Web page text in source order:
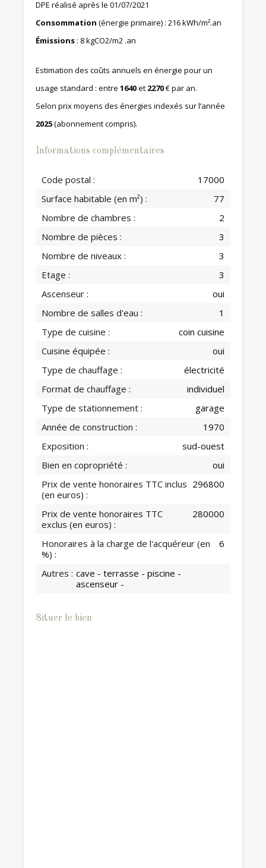
DPE réalisé après le 01/07/2021
Consommation (énergie primaire) : 216 kWh/m².an
Émissions : 8 kgCO2/m2 .an
Estimation des coûts annuels en énergie pour un
usage standard : entre 1640et 2270€ par an.
Selon prix moyens des énergies indexés sur l’année
2025(abonnement compris).
Informations complémentaires
Code postal :
17000
Surface habitable (en m²) :
77
Nombre de chambres :
2
Nombre de pièces :
3
Nombre de niveaux :
3
Etage :
3
Ascenseur :
oui
Nombre de salles d'eau :
1
Type de cuisine :
coin cuisine
Cuisine équipée :
oui
Type de chauffage :
électricité
Format de chauffage :
individuel
Type de stationnement :
garage
Année de construction :
1970
Exposition :
sud-ouest
Bien en copropriété :
oui
Prix de vente honoraires TTC inclus
(en euros) :
296800
Prix de vente honoraires TTC
exclus (en euros) :
280000
Honoraires à la charge de l'acquéreur (en
%) :
6
Autres : cave - terrasse - piscine -
ascenseur -
Situer le bien